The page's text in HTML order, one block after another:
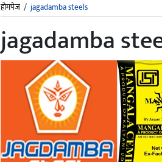
होमपेज / jagadamba steels
jagadamba